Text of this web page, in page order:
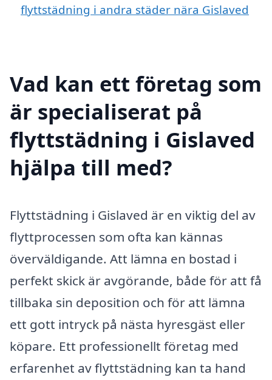
flyttstädning i andra städer nära Gislaved
Vad kan ett företag som
är specialiserat på
flyttstädning i Gislaved
hjälpa till med?
Flyttstädning i Gislaved är en viktig del av
flyttprocessen som ofta kan kännas
överväldigande. Att lämna en bostad i
perfekt skick är avgörande, både för att få
tillbaka sin deposition och för att lämna
ett gott intryck på nästa hyresgäst eller
köpare. Ett professionellt företag med
erfarenhet av flyttstädning kan ta hand